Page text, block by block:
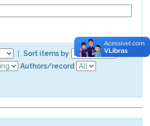
Sort items by
Authors/record